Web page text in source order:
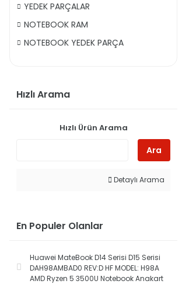
YEDEK PARÇALAR
NOTEBOOK RAM
NOTEBOOK YEDEK PARÇA
Hızlı Arama
Hızlı Ürün Arama
Ara
Detaylı Arama
En Populer Olanlar
Huawei MateBook D14 Serisi D15 Serisi
DAH98AMBAD0 REV:D HF MODEL: H98A
AMD Ryzen 5 3500U Notebook Anakart